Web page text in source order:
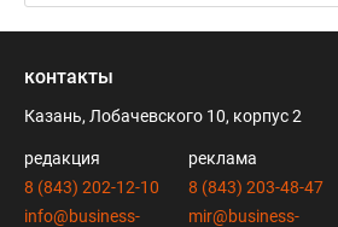
контакты
Казань, Лобачевского 10, корпус 2
редакция
8 (843) 202-12-10
info@business-
реклама
8 (843) 203-48-47
mir@business-